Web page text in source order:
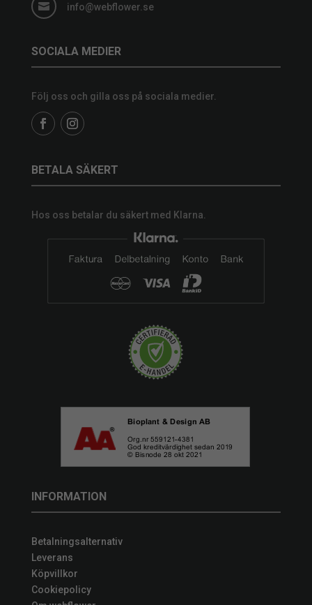
 info@webflower.se
SOCIALA MEDIER
Följ oss och gilla oss på sociala medier.
BETALA SÄKERT
Hos oss betalar du säkert med Klarna.
INFORMATION
Betalningsalternativ
Leverans
Köpvillkor
Cookiepolicy